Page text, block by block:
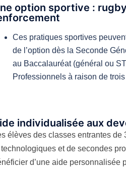
option sportive :
Ces pratiques sportives
de l’option dès la Seconde
au Baccalauréat (général ou
Professionnels à raison de
individualisée aux
élèves des classes entrantes de
et de secondes
d’une aide personnalisée